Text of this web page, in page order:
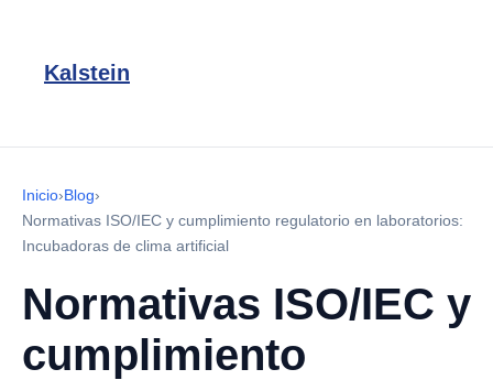
Kalstein
Inicio›Blog›
Normativas ISO/IEC y cumplimiento regulatorio en laboratorios:
Incubadoras de clima artificial
Normativas ISO/IEC y
cumplimiento